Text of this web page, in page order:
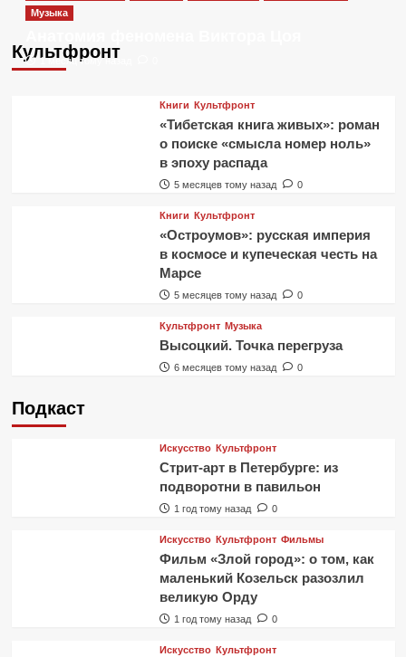
Культфронт
Музыка
1 месяц тому назад
Книги Культфронт
«Тибетская книга живых»: роман
о поиске «смысла номер ноль»
в эпоху распада
5 месяцев тому назад 0
Книги Культфронт
«Остроумов»: русская империя
в космосе и купеческая честь на
Марсе
5 месяцев тому назад 0
Культфронт Музыка
Высоцкий. Точка перегруза
6 месяцев тому назад 0
Подкаст
Искусство Культфронт
Стрит-арт в Петербурге: из
подворотни в павильон
1 год тому назад 0
Искусство Культфронт Фильмы
Фильм «Злой город»: о том, как
маленький Козельск разозлил
великую Орду
1 год тому назад 0
Искусство Культфронт